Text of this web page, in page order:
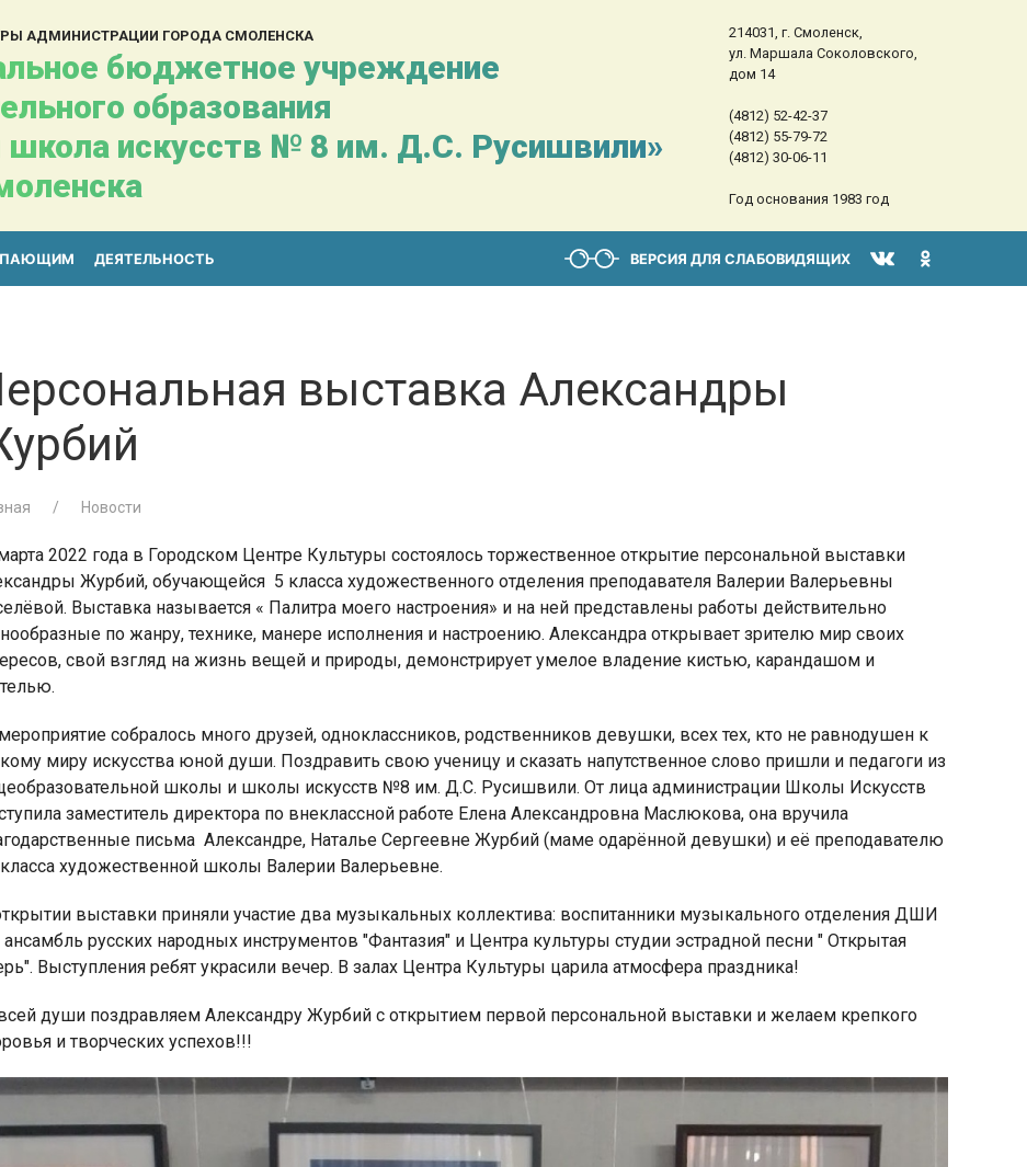
АДМИНИСТРАЦИИ ГОРОДА СМОЛЕНСКА
бюджетное учреждение
образования
школа искусств № 8 им. Д.С. Русишвили»
214031, г. Смоленск,
ул. Маршала Соколовского,
дом 14
(4812) 52-42-37
(4812) 55-79-72
(4812) 30-06-11
Год основания 1983 год
ДЕЯТЕЛЬНОСТЬ ВЕРСИЯ ДЛЯ СЛАБОВИДЯЩИХ
для детей 4-6 лет
1-5 июня, Летняя
творческая мастерская
выставка Александры
Новости
2022 года в Городском Центре Культуры состоялось торжественное открытие персональной выставки
Журбий, обучающейся 5 класса художественного отделения преподавателя Валерии Валерьевны
Выставка называется « Палитра моего настроения» и на ней представлены работы действительно
по жанру, технике, манере исполнения и настроению. Александра открывает зрителю мир своих
свой взгляд на жизнь вещей и природы, демонстрирует умелое владение кистью, карандашом и
собралось много друзей, одноклассников, родственников девушки, всех тех, кто не равнодушен к
миру искусства юной души. Поздравить свою ученицу и сказать напутственное слово пришли и педагоги из
школы и школы искусств №8 им. Д.С. Русишвили. От лица администрации Школы Искусств
заместитель директора по внеклассной работе Елена Александровна Маслюкова, она вручила
письма Александре, Наталье Сергеевне Журбий (маме одарённой девушки) и её преподавателю
художественной школы Валерии Валерьевне.
выставки приняли участие два музыкальных коллектива: воспитанники музыкального отделения ДШИ
русских народных инструментов "Фантазия" и Центра культуры студии эстрадной песни " Открытая
Выступления ребят украсили вечер. В залах Центра Культуры царила атмосфера праздника!
души поздравляем Александру Журбий с открытием первой персональной выставки и желаем крепкого
и творческих успехов!!!